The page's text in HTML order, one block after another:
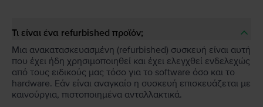
Τι είναι ένα refurbished προϊόν;
Μια ανακατασκευασμένη (refurbished) συσκευή είναι αυτή
που έχει ήδη χρησιμοποιηθεί και έχει ελεγχθεί ενδελεχώς
από τους ειδικούς μας τόσο για το software όσο και το
hardware. Εάν είναι αναγκαίο η συσκευή επισκευάζεται με
καινούργια, πιστοποιημένα ανταλλακτικά.